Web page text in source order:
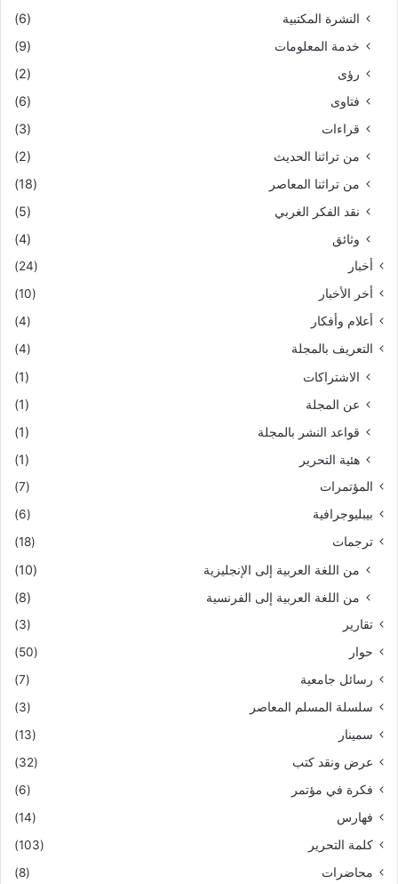
النشرة المكتبية
(6)
خدمة المعلومات
(9)
رؤى
(2)
فتاوى
(6)
قراءات
(3)
من تراثنا الحديث
(2)
من تراثنا المعاصر
(18)
نقد الفكر الغربي
(5)
وثائق
(4)
أخبار
(24)
أخر الأخبار
(10)
أعلام وأفكار
(4)
التعريف بالمجلة
(4)
الاشتراكات
(1)
عن المجلة
(1)
قواعد النشر بالمجلة
(1)
هئية التحرير
(1)
المؤتمرات
(7)
بيبليوجرافية
(6)
ترجمات
(18)
من اللغة العربية إلى الإنجليزية
(10)
من اللغة العربية إلى الفرنسية
(8)
تقارير
(3)
حوار
(50)
رسائل جامعية
(7)
سلسلة المسلم المعاصر
(3)
سمينار
(13)
عرض ونقد كتب
(32)
فكرة في مؤتمر
(6)
فهارس
(14)
كلمة التحرير
(103)
محاضرات
(8)